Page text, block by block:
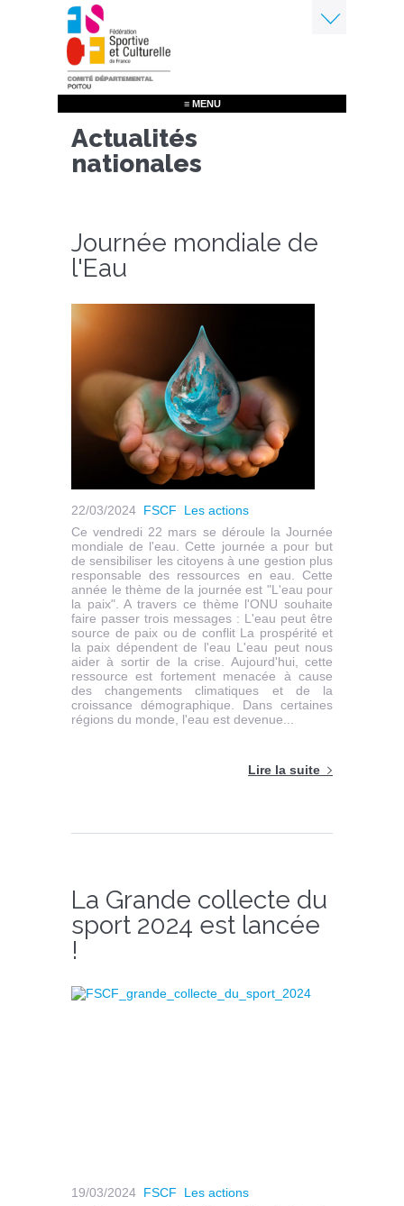
Aller
au
contenu
principal
≡ MENU
Actualités
nationales
Journée mondiale de
l'Eau
22/03/2024 FSCF
Les actions
Ce vendredi 22 mars se déroule la Journée
mondiale de l'eau. Cette journée a pour but
de sensibiliser les citoyens à une gestion plus
responsable des ressources en eau. Cette
année le thème de la journée est "L'eau pour
la paix". A travers ce thème l'ONU souhaite
faire passer trois messages : L'eau peut être
source de paix ou de conflit La prospérité et
la paix dépendent de l'eau L'eau peut nous
aider à sortir de la crise. Aujourd'hui, cette
ressource est fortement menacée à cause
des changements climatiques et de la
croissance démographique. Dans certaines
régions du monde, l'eau est devenue...
Lire la suite
La Grande collecte du
sport 2024 est lancée
!
19/03/2024 FSCF
Les actions